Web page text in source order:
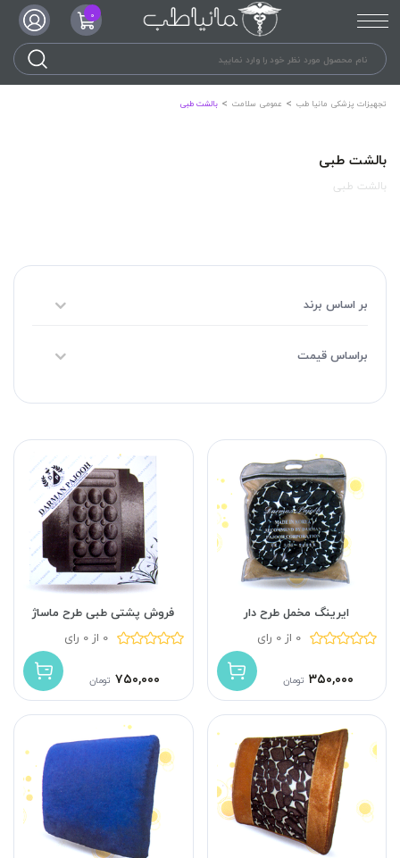
0
تجهیزات پزشکی مانیا طب عمومی سلامت بالشت طبی
بالشت طبی
بالشت طبی
بر اساس برند
براساس قیمت
ایرینگ مخمل طرح دار
0 از 0 رای
۳۵۰,۰۰۰ تومان
فروش پشتی طبی طرح ماساژ
0 از 0 رای
۷۵۰,۰۰۰ تومان